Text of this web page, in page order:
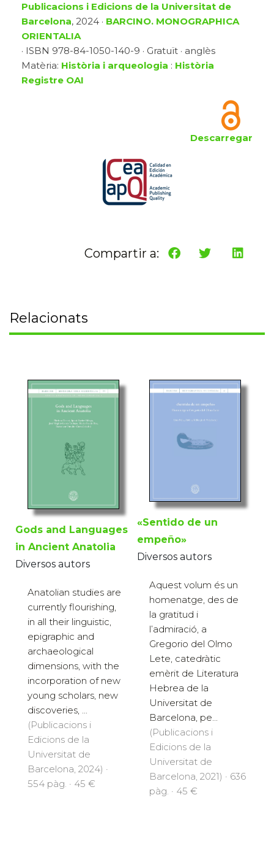
Publicacions i Edicions de la Universitat de
Barcelona, 2024 · BARCINO. MONOGRAPHICA
ORIENTALIA
· ISBN 978-84-1050-140-9 · Gratuït · anglès
Matèria: Història i arqueologia : Història
Registre OAI
Descarregar
Compartir a:
Relacionats
Gods and Languages
in Ancient Anatolia
Diversos autors
Anatolian studies are
currently flourishing,
in all their linguistic,
epigraphic and
archaeological
dimensions, with the
incorporation of new
young scholars, new
discoveries, ...
(Publicacions i
Edicions de la
Universitat de
Barcelona, 2024) ·
554 pàg. · 45 €
«Sentido de un
empeño»
Diversos autors
Aquest volum és un
homenatge, des de
la gratitud i
l’admiració, a
Gregorio del Olmo
Lete, catedràtic
emèrit de Literatura
Hebrea de la
Universitat de
Barcelona, pe...
(Publicacions i
Edicions de la
Universitat de
Barcelona, 2021) · 636
pàg. · 45 €